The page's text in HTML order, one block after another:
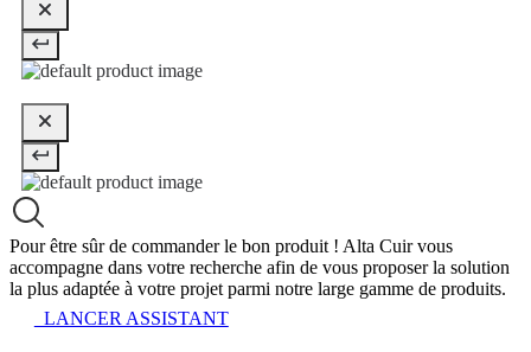
Pour être sûr de commander le bon produit ! Alta Cuir vous
accompagne dans votre recherche afin de vous proposer la solution
la plus adaptée à votre projet parmi notre large gamme de produits.
LANCER ASSISTANT